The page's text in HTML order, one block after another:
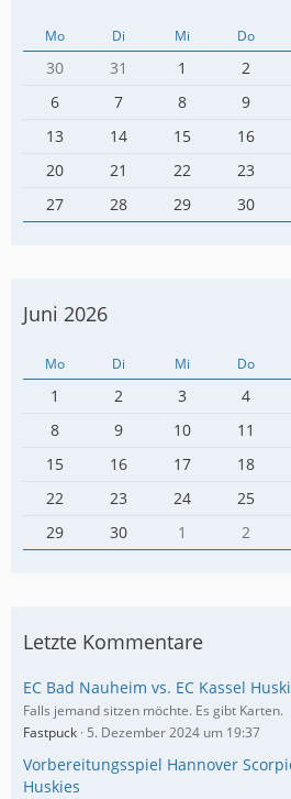
Mo Di Mi Do
30 31 1 2
6
7 8 9
13
14 15 16
20
21 22 23
27
28 29 30
Juni 2026
Mo Di Mi Do
1 2 3 4
8
9 10 11
15
16 17 18
22
23 24 25
29
30 1 2
Letzte Kommentare
EC Bad Nauheim vs. EC Kassel
Falls jemand sitzen möchte. Es gibt Karten.
Fastpuck 5. Dezember 2024 um 19:37
Vorbereitungsspiel Hannover
Huskies